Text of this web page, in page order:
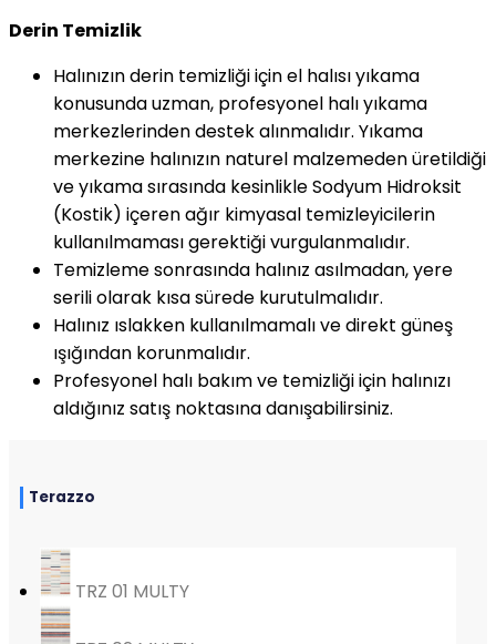
Derin Temizlik
Halınızın derin temizliği için el halısı yıkama
konusunda uzman, profesyonel halı yıkama
merkezlerinden destek alınmalıdır. Yıkama
merkezine halınızın naturel malzemeden üretildiği
ve yıkama sırasında kesinlikle Sodyum Hidroksit
(Kostik) içeren ağır kimyasal temizleyicilerin
kullanılmaması gerektiği vurgulanmalıdır.
Temizleme sonrasında halınız asılmadan, yere
serili olarak kısa sürede kurutulmalıdır.
Halınız ıslakken kullanılmamalı ve direkt güneş
ışığından korunmalıdır.
Profesyonel halı bakım ve temizliği için halınızı
aldığınız satış noktasına danışabilirsiniz.
Terazzo
TRZ 01 MULTY